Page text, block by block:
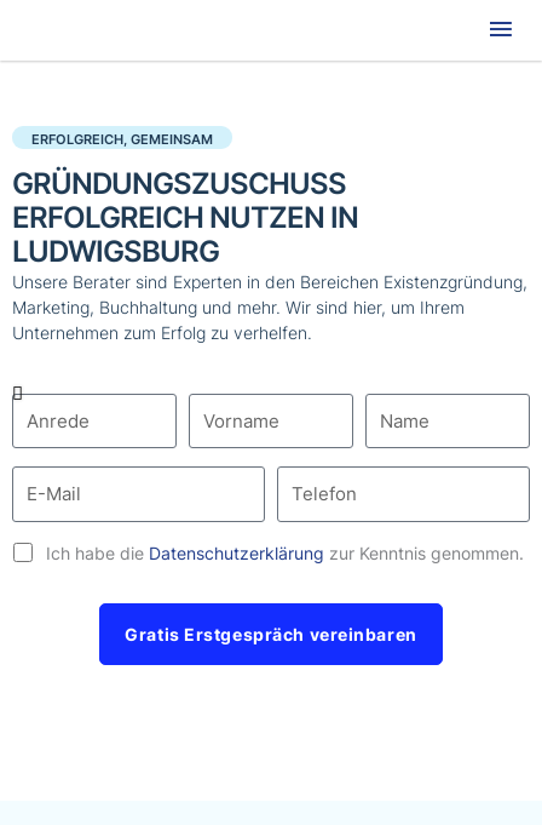
ERFOLGREICH, GEMEINSAM
GRÜNDUNGSZUSCHUSS
ERFOLGREICH NUTZEN IN
LUDWIGSBURG
Unsere Berater sind Experten in den Bereichen Existenzgründung,
Marketing, Buchhaltung und mehr. Wir sind hier, um Ihrem
Unternehmen zum Erfolg zu verhelfen.
Ich habe die Datenschutzerklärung zur Kenntnis genommen.
Gratis Erstgespräch vereinbaren